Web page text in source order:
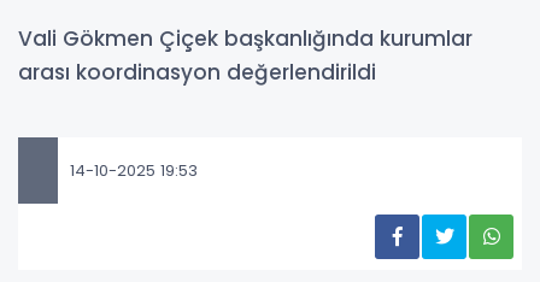
Vali Gökmen Çiçek başkanlığında kurumlar
arası koordinasyon değerlendirildi
14-10-2025 19:53